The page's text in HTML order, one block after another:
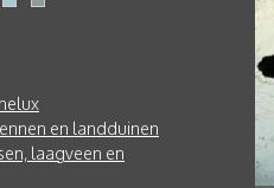
en landduinen
laagveen en